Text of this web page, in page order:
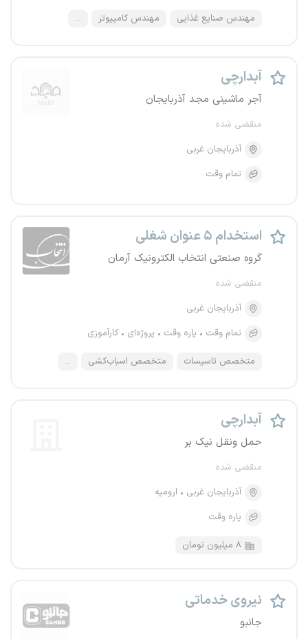
مهندس صنایع غذایی مهندس کامپیوتر ...
آبدارچی
آجر ماشینی مجد آذربایجان
منقضی شده
آذربایجان غربی
تمام وقت
استخدام ۵ عنوان شغلی
گروه صنعتی انتخاب الکترونیک آرمان
منقضی شده
آذربایجان غربی
تمام وقت
پاره وقت پروژه‌ای کارآموزی
متخصص تاسیسات متخصص اسباب‌کشی ...
آبدارچی
حمل ونقل نیک بر
منقضی شده
آذربایجان غربی
ارومیه
پاره وقت
۸ میلیون تومان
نیروی خدماتی
جانبو